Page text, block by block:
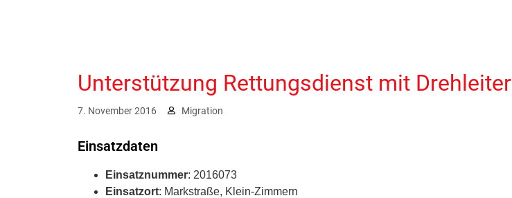
Unterstützung Rettungsdienst mit Drehleiter
7. November 2016 Migration
Einsatzdaten
Einsatznummer: 2016073
Einsatzort: Markstraße, Klein-Zimmern